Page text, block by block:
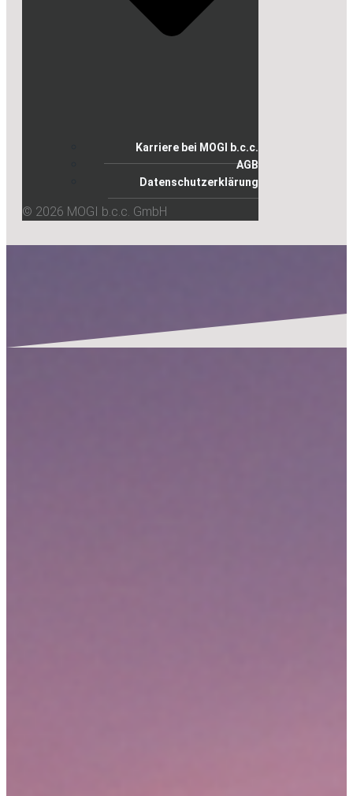
Karriere bei MOGI b.c.c.
AGB
Datenschutzerklärung
© 2026 MOGI b.c.c. GmbH